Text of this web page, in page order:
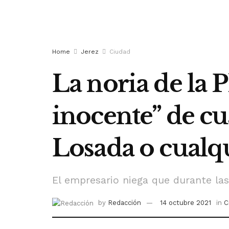
Home Jerez Ciudad
La noria de la
inocente” de
Losada o
El empresario niega que durante
by Redacción 14 octubre 2021 in